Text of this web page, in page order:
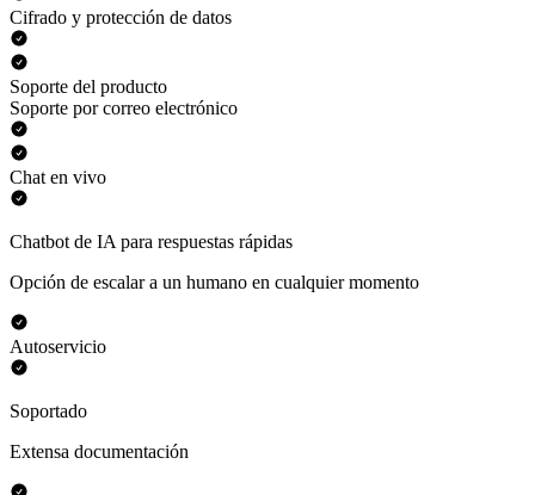
Cifrado y protección de datos
Soporte del producto
Soporte por correo electrónico
Chat en vivo
Chatbot de IA para respuestas rápidas
Opción de escalar a un humano en cualquier momento
Autoservicio
Soportado
Extensa documentación